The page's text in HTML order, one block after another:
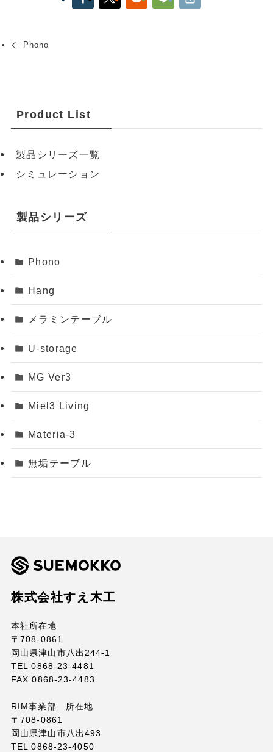
Phono
Product List
製品シリーズ一覧
シミュレーション
製品シリーズ
Phono
Hang
メラミンテーブル
U-storage
MG Ver3
Miel3 Living
Materia-3
無垢テーブル
株式会社すえ木工
本社所在地
〒708-0861
岡山県津山市八出244-1
TEL 0868-23-4481
FAX 0868-23-4483
RIM事業部 所在地
〒708-0861
岡山県津山市八出493
TEL 0868-23-4050